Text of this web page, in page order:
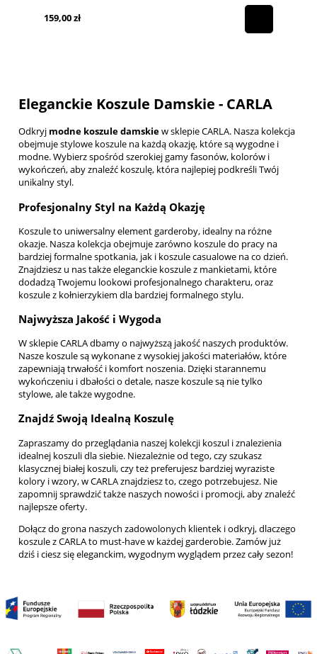
159,00 zł
Eleganckie Koszule Damskie - CARLA
Odkryj modne koszule damskiew sklepie CARLA. Nasza kolekcja
obejmuje stylowe koszule na każdą okazję, które są wygodne i
modne. Wybierz spośród szerokiej gamy fasonów, kolorów i
wykończeń, aby znaleźć koszulę, która najlepiej podkreśli Twój
unikalny styl.
Profesjonalny Styl na Każdą Okazję
Koszule to uniwersalny element garderoby, idealny na różne
okazje. Nasza kolekcja obejmuje zarówno koszule do pracy na
bardziej formalne spotkania, jak i koszule casualowe na co dzień.
Znajdziesz u nas także eleganckie koszule z mankietami, które
dodadzą Twojemu lookowi profesjonalnego charakteru, oraz
koszule z kołnierzykiem dla bardziej formalnego stylu.
Najwyższa Jakość i Wygoda
W sklepie CARLA dbamy o najwyższą jakość naszych produktów.
Nasze koszule są wykonane z wysokiej jakości materiałów, które
zapewniają trwałość i komfort noszenia. Dzięki starannemu
wykończeniu i dbałości o detale, nasze koszule są nie tylko
stylowe, ale także wygodne.
Znajdź Swoją Idealną Koszulę
Zapraszamy do przeglądania naszej kolekcji koszul i znalezienia
idealnej koszuli dla siebie. Niezależnie od tego, czy szukasz
klasycznej białej koszuli, czy też preferujesz bardziej wyraziste
kolory i wzory, w CARLA znajdziesz to, czego potrzebujesz. Nie
zapomnij sprawdzić także naszych nowości i promocji, aby znaleźć
najlepsze oferty.
Dołącz do grona naszych zadowolonych klientek i odkryj, dlaczego
koszule z CARLA to must-have w każdej garderobie. Zamów już
dziś i ciesz się eleganckim, wygodnym wyglądem przez cały sezon!